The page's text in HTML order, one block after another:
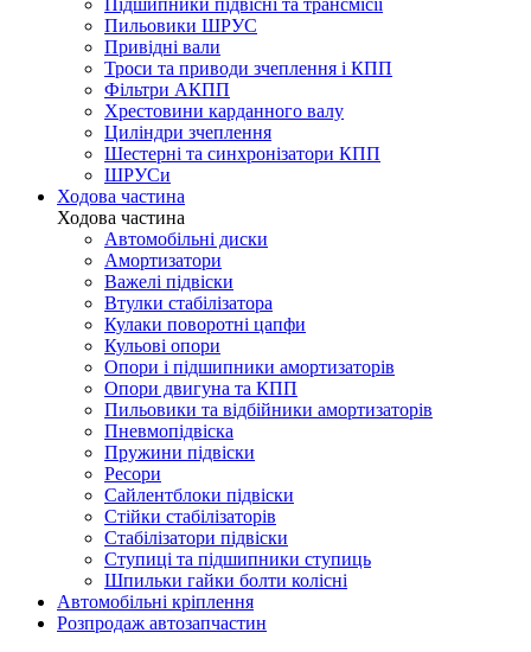
Підшипники підвісні та трансмісії
Пильовики ШРУС
Привідні вали
Троси та приводи зчеплення і КПП
Фільтри АКПП
Хрестовини карданного валу
Циліндри зчеплення
Шестерні та синхронізатори КПП
ШРУСи
Ходова частина
Ходова частина
Автомобільні диски
Амортизатори
Важелі підвіски
Втулки стабілізатора
Кулаки поворотні цапфи
Кульові опори
Опори і підшипники амортизаторів
Опори двигуна та КПП
Пильовики та відбійники амортизаторів
Пневмопідвіска
Пружини підвіски
Ресори
Сайлентблоки підвіски
Стійки стабілізаторів
Стабілізатори підвіски
Ступиці та підшипники ступиць
Шпильки гайки болти колісні
Автомобільні кріплення
Розпродаж автозапчастин